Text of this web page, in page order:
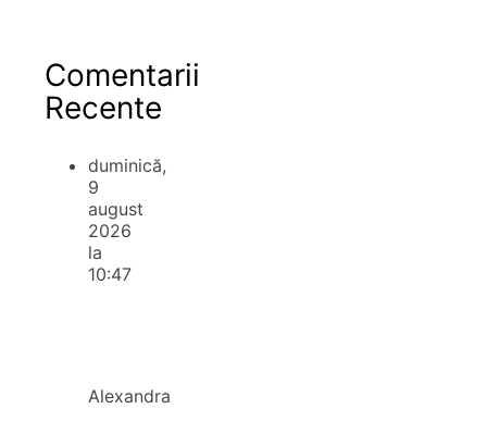
Comentarii
Recente
duminică,
9
august
2026
la
10:47
Alexandra